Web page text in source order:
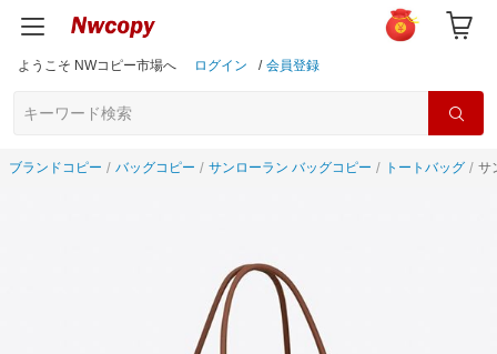
ようこそ NWコピー市場へ ログイン / 会員登録
ブランドコピー バッグコピー サンローラン バッグコピー トートバッグ サ